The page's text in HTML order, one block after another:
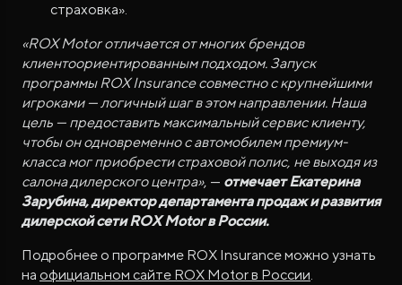
страховка».
«ROX Motor отличается от многих брендов
клиентоориентированным подходом. Запуск
программы ROX Insurance совместно с крупнейшими
игроками — логичный шаг в этом направлении. Наша
цель — предоставить максимальный сервис клиенту,
чтобы он одновременно с автомобилем премиум-
класса мог приобрести страховой полис, не выходя из
салона дилерского центра», — отмечает Екатерина
Зарубина, директор департамента продаж и развития
дилерской сети ROX Motor в России.
Подробнее о программе ROX Insurance можно узнать
на официальном сайте ROX Motor в России.